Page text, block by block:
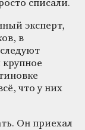
списали.
эксперт,
в
что у них
Он приехал